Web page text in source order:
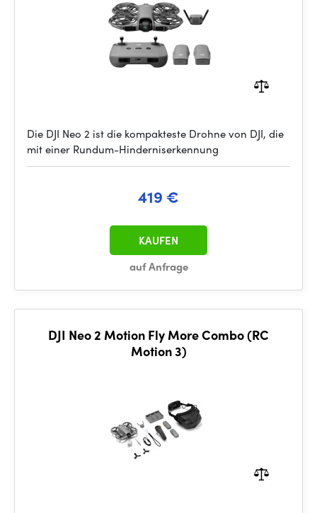
Die DJI Neo 2 ist die kompakteste Drohne von DJI, die
mit einer Rundum-Hinderniserkennung
419 €
auf Anfrage
KAUFEN
DJI Neo 2 Motion Fly More Combo (RC
Motion 3)